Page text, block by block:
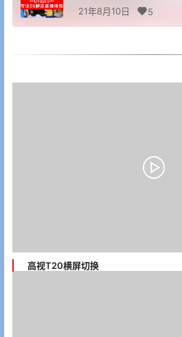
21年8月10日 5
高视T20横屏切换